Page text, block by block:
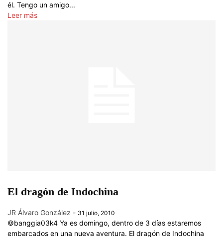
él. Tengo un amigo...
Leer más
El dragón de Indochina
JR Álvaro González - 31 julio, 2010
©banggia03k4 Ya es domingo, dentro de 3 días estaremos
embarcados en una nueva aventura. El dragón de Indochina